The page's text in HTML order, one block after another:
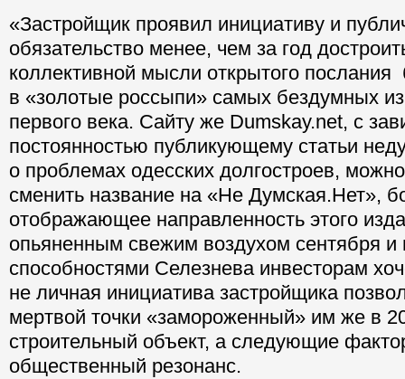
«Застройщик проявил инициативу и
обязательство менее, чем за год
коллективной мысли открытого послания
в «золотые россыпи» самых бездумных
первого века. Сайту же Dumskay.net, с
постоянностью публикующему статьи
о проблемах одесских долгостроев,
сменить название на «Не Думская.Нет»,
отображающее направленность этого
опьяненным свежим воздухом сентября и
способностями Селезнева инвесторам
не личная инициатива застройщика
мертвой точки «замороженный» им же в
строительный объект, а следующие
общественный резонанс.